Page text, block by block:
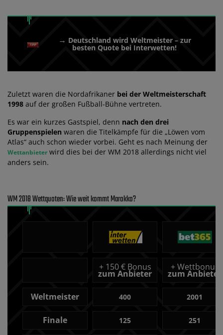
→ Deutschland wird Weltmeister – zur
besten Quote bei Interwetten!
Zuletzt waren die Nordafrikaner bei der Weltmeisterschaft
1998 auf der großen Fußball-Bühne vertreten.
Es war ein kurzes Gastspiel, denn nach den drei
Gruppenspielen waren die Titelkämpfe für die „Löwen vom
Atlas“ auch schon wieder vorbei. Geht es nach Meinung der
Wettanbieter wird dies bei der WM 2018 allerdings nicht viel
anders sein.
WM 2018 Wettquoten: Wie weit kommt Marokko?
+ 150 € Bonus
zum Anbieter
+Wettbonus
zum Anbieter
Weltmeister 400 2001
Finale 125 251